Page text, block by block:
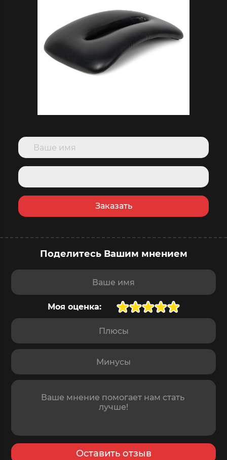
Заказать
купить сейчас
в корзину
Поделитесь Вашим мнением
Моя оценка:
Ваше имя
Плюсы
Минусы
Отзыв
Оставить отзыв